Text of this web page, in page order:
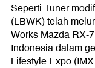
Seperti Tuner
(LBWK) telah
Works Mazda RX-
Indonesia dalam
Lifestyle Expo